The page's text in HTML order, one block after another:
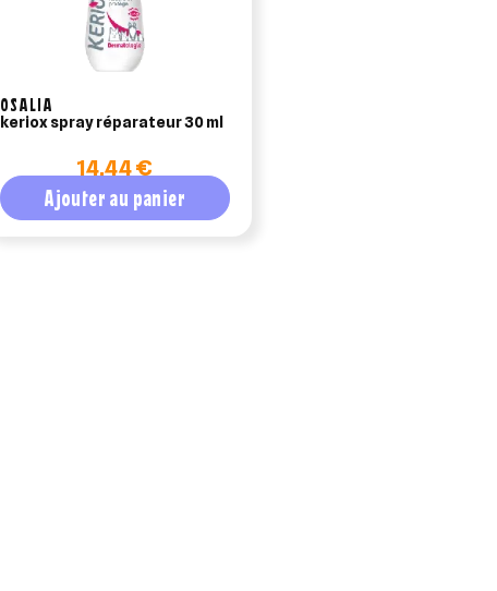
OSALIA
keriox spray réparateur 30 ml
14,44 €
Ajouter au panier